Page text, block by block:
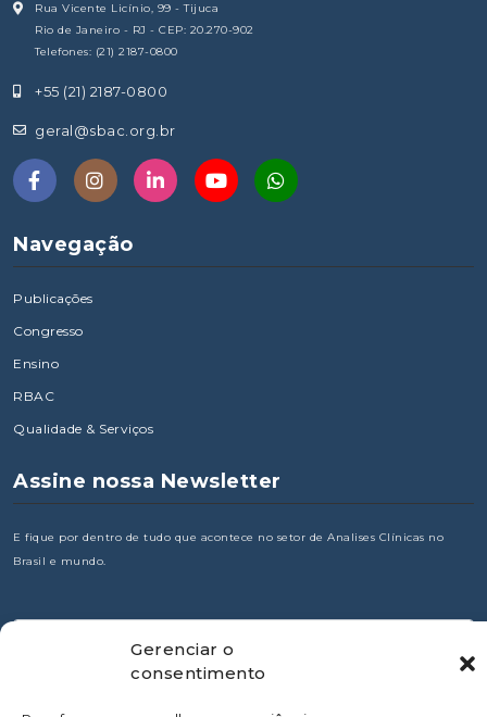
Gerenciar o
consentimento
Rua Vicente Licínio, 99 - Tijuca
Rio de Janeiro - RJ - CEP: 20.270-902
Telefones: (21) 2187-0800
+55 (21) 2187-0800
geral@sbac.org.br
Navegação
Publicações
Congresso
Ensino
RBAC
Qualidade & Serviços
Assine nossa Newsletter
E fique por dentro de tudo que acontece no setor de Analises Clínicas no
Brasil e mundo.